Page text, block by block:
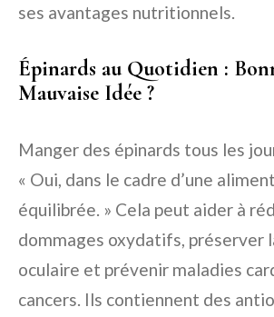
ses avantages nutritionnels.
Épinards au Quotidien :
Mauvaise Idée ?
Manger des épinards tous les
« Oui, dans le cadre d’une
équilibrée. » Cela peut aider à
dommages oxydatifs, préserver
oculaire et prévenir maladies
cancers. Ils contiennent des